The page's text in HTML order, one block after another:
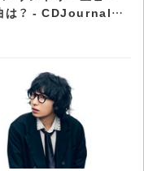
は？ - CDJournal